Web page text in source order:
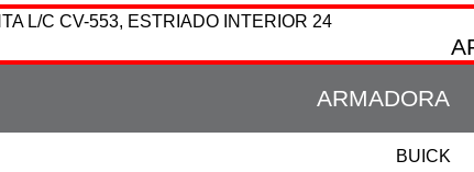
L/C CV-553, ESTRIADO INTERIOR 24
ARMADORA
BUICK